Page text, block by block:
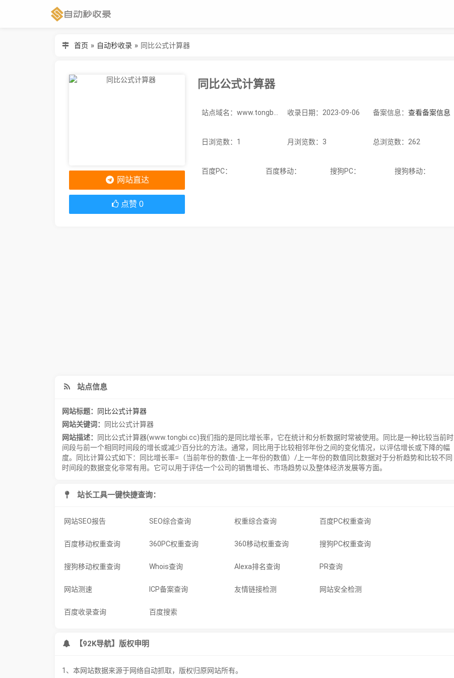
首页 » 自动秒收录 » 同比公式计算器
同比公式计算器
站点域名：www.tongbi.cc 收录日期：2023-09-06 备案信息：查看备案信息
日浏览数：1 月浏览数：3 总浏览数：262
百度PC： 百度移动： 搜狗PC： 搜狗移动：
网站直达
点赞 0
站点信息
网站标题：
同比公式计算器
网站关键词：
同比公式计算器
网站描述：
同比公式计算器(www.tongbi.cc)我们指的是同比增长率，它在统计和分析数据时常被使用。同比是一种比较当前时
间段与前一个相同时间段的增长或减少百分比的方法。通常，同比用于比较相邻年份之间的变化情况，以评估增长或下降的幅
度。同比计算公式如下：同比增长率=（当前年份的数值-上一年份的数值）/上一年份的数值同比数据对于分析趋势和比较不同
时间段的数据变化非常有用。它可以用于评估一个公司的销售增长、市场趋势以及整体经济发展等方面。
站长工具一键快捷查询：
网站SEO报告 SEO综合查询 权重综合查询 百度PC权重查询
百度移动权重查询 360PC权重查询 360移动权重查询 搜狗PC权重查询
搜狗移动权重查询 Whois查询 Alexa排名查询 PR查询
网站测速 ICP备案查询 友情链接检测 网站安全检测
百度收录查询 百度搜索
【92K导航】版权申明
1、本网站数据来源于网络自动抓取，版权归原网站所有。